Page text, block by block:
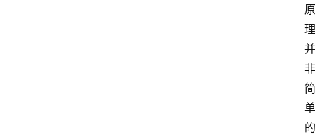
原
理
并
非
简
单
的